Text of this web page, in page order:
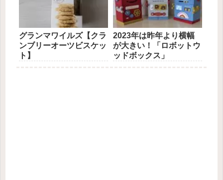
グランマワイルズ【クラ
ンブリーオーツビスケッ
ト】
2023年は昨年より横幅
が大きい！「ロボットウ
ッドボックス」